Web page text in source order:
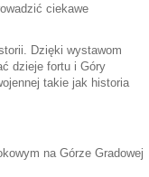
ciekawe
Dzięki wystawom
dzieje fortu i Góry
takie jak historia
na Górze Gradowej